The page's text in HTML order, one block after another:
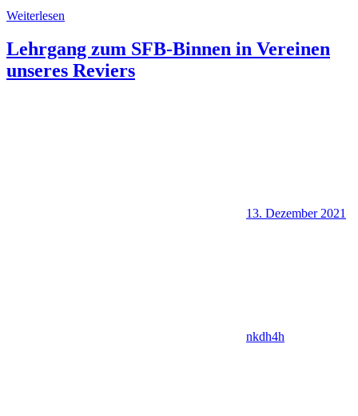
Weiterlesen
Lehrgang zum SFB-Binnen in Vereinen
unseres Reviers
13. Dezember 2021
nkdh4h